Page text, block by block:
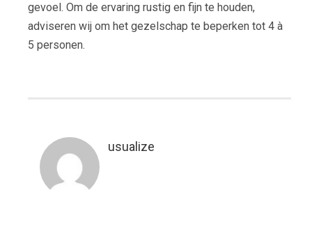
gevoel. Om de ervaring rustig en fijn te houden,
adviseren wij om het gezelschap te beperken tot 4 à
5 personen.
usualize